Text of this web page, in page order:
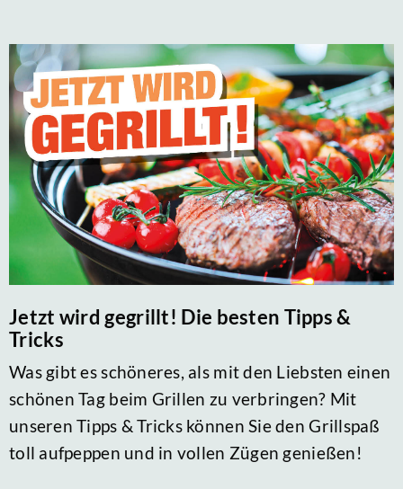
Jetzt wird gegrillt! Die besten Tipps &
Tricks
Was gibt es schöneres, als mit den Liebsten einen
schönen Tag beim Grillen zu verbringen? Mit
unseren Tipps & Tricks können Sie den Grillspaß
toll aufpeppen und in vollen Zügen genießen!